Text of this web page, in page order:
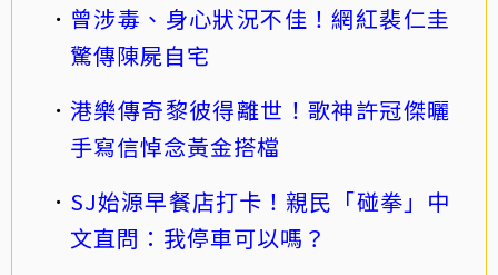
曾涉毒、身心狀況不佳！網紅裴仁圭
驚傳陳屍自宅
港樂傳奇黎彼得離世！歌神許冠傑曬
手寫信悼念黃金搭檔
SJ始源早餐店打卡！親民「碰拳」中
文直問：我停車可以嗎？